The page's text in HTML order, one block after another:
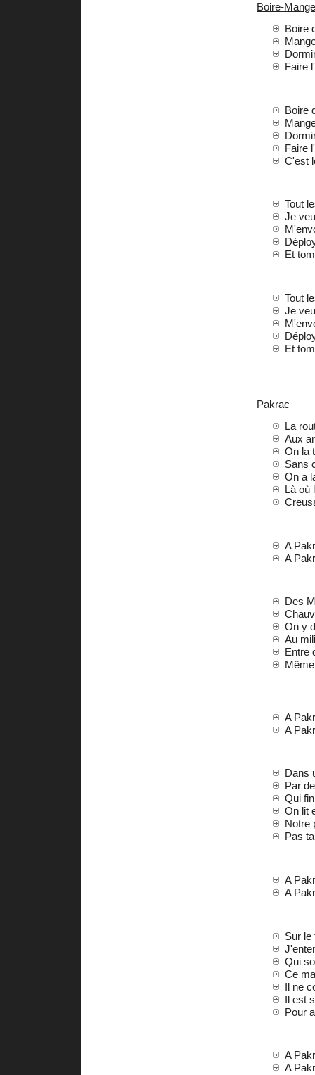
Boire-
Boire
Faire
Boire
Faire
C'est
Tout
Je
Et
Tout
Je
Et
Pakrac
La
Aux
On la
Sans
On a
Là où
A
A
Des
On y
Au
Entre
A
A
Dans
Par
Qui
On lit
Notre
Pas
A
A
Sur le
Qui
Ce
Il ne
Il est
Pour
A
A